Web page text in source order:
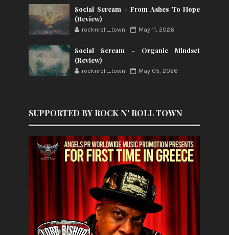
Social Scream - From Ashes To Hope
(Review)
rocknroll_town May 11, 2026
Social Scream - Organic Mindset
(Review)
rocknroll_town May 05, 2026
SUPPORTED BY ROCK N' ROLL TOWN